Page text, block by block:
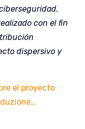
con el fin
dispersivo y
el proyecto